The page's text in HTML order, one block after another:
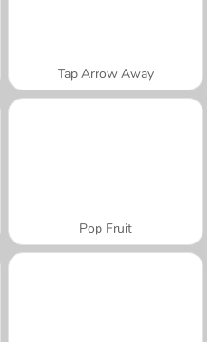
Tap Arrow Away
Pop Fruit